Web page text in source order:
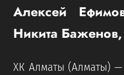
Алексей
Никита
ХК Алматы (Алматы) —